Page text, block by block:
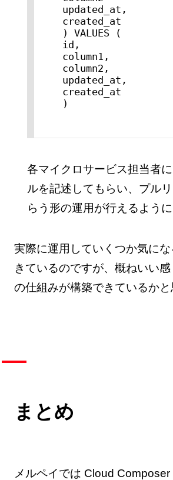
updated_at,
created_at
) VALUES (
id,
column1,
column2,
updated_at,
created_at
各マイクロサービス担当者
ルを記述してもらい、プル
らう形の運用が行えるように
実際に運用していくつか気に
きているのですが、概ねいい
の仕組みが構築できているかと
まとめ
メルペイでは Cloud